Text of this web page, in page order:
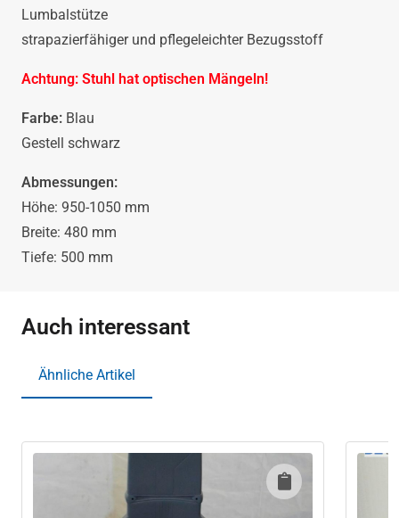
Lumbalstütze
strapazierfähiger und pflegeleichter Bezugsstoff
Achtung: Stuhl hat optischen Mängeln!
Farbe: Blau
Gestell schwarz
Abmessungen:
Höhe: 950-1050 mm
Breite: 480 mm
Tiefe: 500 mm
Auch interessant
Ähnliche Artikel